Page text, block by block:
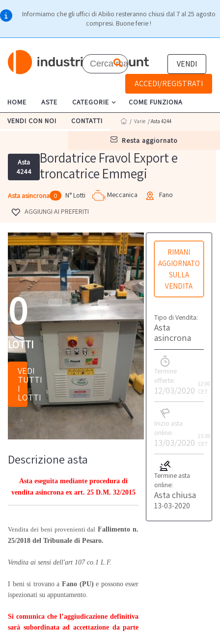
Informiamo che gli uffici di Abilio resteranno chiusi dal 7 al 25 agosto
compresi. Buone ferie !
VENDI
ACCEDI/REGISTRATI
HOME ASTE CATEGORIE COME FUNZIONA
VENDI CON NOI CONTATTI
resta aggiornato
/ Varie / Asta 4244
Asta
4244
Bordatrice Fravol Export e
troncatrice Emmegi
Asta asincrona 0 N° Lotti Meccanica
Fano
AGGIUNGI AI PREFERITI
0
LOTTI
VEDI
TUTTI
I
LOTTI
RIMANI
AGGIORNATO
SULLA
VENDITA
Tipo di Vendita:
Asta
asincrona
Termine
offerte:
12/03/2020
12:00
CET
Inizio asta
online:
13/03/2020
15:00
CET
Termine asta
online:
Asta chiusa
13-03-2020
Descrizione asta
Asta eseguita mediante procedura di
vendita asincrona ex art. 25 D.M. 32/2015
Vendita dei beni provenienti dal Fallimento n.
25/2018 del Tribunale di Pesaro.
Vendita ai sensi dell'art 107 co.1 L.F.
I beni si trovano a Fano (PU)e possono esser
ispezionati su appuntamento.
Si comunica che l’aggiudicazione definitiva
sarà subordinata ad accettazione da parte